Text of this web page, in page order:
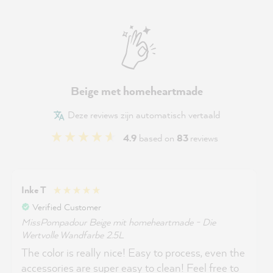
Beige met homeheartmade
Deze reviews zijn automatisch vertaald
4.9 based on 83reviews
Inke T
Verified Customer
MissPompadour Beige mit homeheartmade - Die
Wertvolle Wandfarbe 2.5L
The color is really nice! Easy to process, even the
accessories are super easy to clean! Feel free to